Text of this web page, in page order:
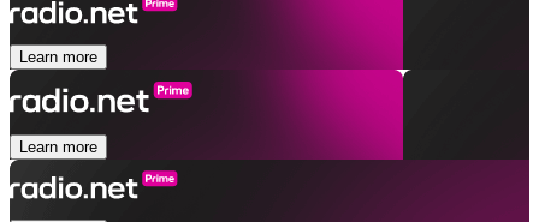
Learn more
Learn more